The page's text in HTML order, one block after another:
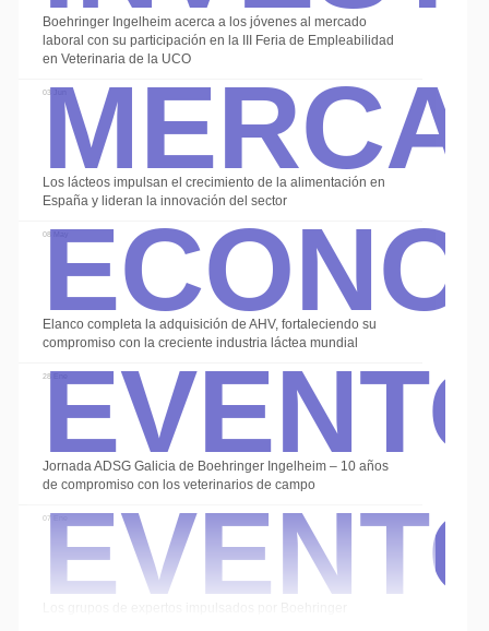
Boehringer Ingelheim acerca a los jóvenes al mercado
laboral con su participación en la III Feria de Empleabilidad
en Veterinaria de la UCO
03 Jun
Los lácteos impulsan el crecimiento de la alimentación en
España y lideran la innovación del sector
08 May
Elanco completa la adquisición de AHV, fortaleciendo su
compromiso con la creciente industria láctea mundial
28 Ene
Jornada ADSG Galicia de Boehringer Ingelheim – 10 años
de compromiso con los veterinarios de campo
07 Ene